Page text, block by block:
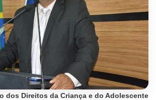
dos Direitos da Criança e do Adolescente